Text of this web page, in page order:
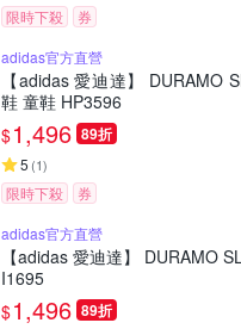
限時下殺
券
adidas官方直營
【adidas 愛迪達】 DURAMO
鞋 童鞋 HP3596
$1,496 89折
5 (1)
限時下殺
券
adidas官方直營
【adidas 愛迪達】 DURAMO
I1695
$1,496 89折